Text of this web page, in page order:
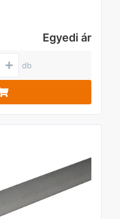
Egyedi ár
db